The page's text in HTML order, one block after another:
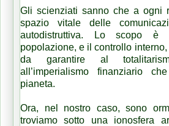
Gli scienziati sanno che a ogni
spazio vitale delle
autodistruttiva. Lo scopo è
popolazione, e il controllo
da garantire al
all’imperialismo finanziario
pianeta.
Ora, nel nostro caso, sono
troviamo sotto una ionosfera